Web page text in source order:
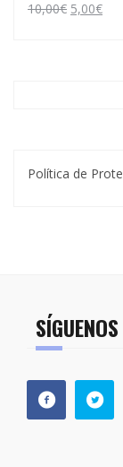
10,00€ 5,00€
Política de
SÍGUENOS